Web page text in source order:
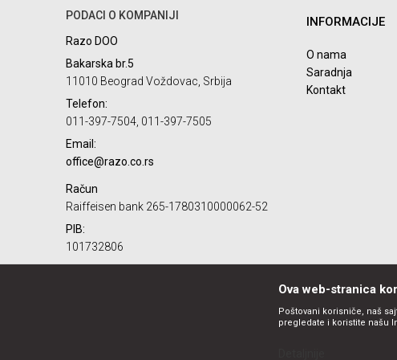
POŠALJI
PODACI O KOMPANIJI
Razo DOO
Bakarska br.5
11010 Beograd Voždovac, Srbija
Telefon:
011-397-7504, 011-397-7505
Email:
office@razo.co.rs
Račun
Raiffeisen bank 265-1780310000062-52
PIB:
101732806
INFORMACIJE
O nama
Saradnja
Kontakt
Ova web-stranica
Poštovani korisniče, naš
pregledate i koristite našu